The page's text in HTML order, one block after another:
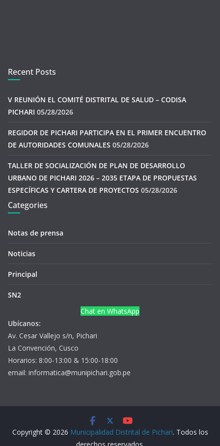
Recent Posts
V REUNIÓN EL COMITÉ DISTRITAL DE SALUD – CODISA
PICHARI 05/28/2026
REGIDOR DE PICHARI PARTICIPA EN EL PRIMER ENCUENTRO
DE AUTORIDADES COMUNALES 05/28/2026
TALLER DE SOCIALIZACIÓN DE PLAN DE DESARROLLO
URBANO DE PICHARI 2026 – 2035 ETAPA DE PROPUESTAS
ESPECÍFICAS Y CARTERA DE PROYECTOS 05/28/2026
Categories
Notas de prensa
Noticias
Principal
SN2
Chat en WhatsApp
Ubícanos:
Av. Cesar Vallejo s/n, Pichari
La Convención, Cusco
Horarios: 8:00-13:00 & 15:00-18:00
email: informatica@munipichari.gob.pe
Copyright © 2026 Municipalidad Distrital de Pichari. Todos los